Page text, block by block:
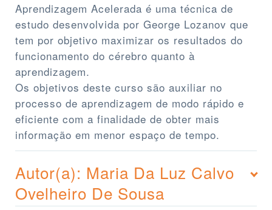
Aprendizagem Acelerada é uma técnica de
estudo desenvolvida por George Lozanov que
tem por objetivo maximizar os resultados do
funcionamento do cérebro quanto à
aprendizagem.
Os objetivos deste curso são auxiliar no
processo de aprendizagem de modo rápido e
eficiente com a finalidade de obter mais
informação em menor espaço de tempo.
Autor(a): Maria Da Luz Calvo
Ovelheiro De Sousa